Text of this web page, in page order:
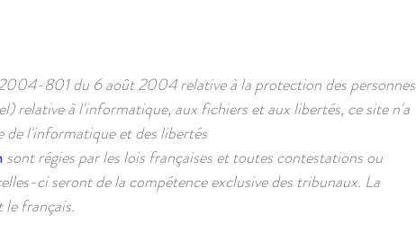
801 du 6 août 2004 relative à la protection des personnes
relative à l'informatique, aux fichiers et aux libertés, ce site n'a
l'informatique et des libertés
sont régies par les lois françaises et toutes contestations ou
ci seront de la compétence exclusive des tribunaux. La
le français.